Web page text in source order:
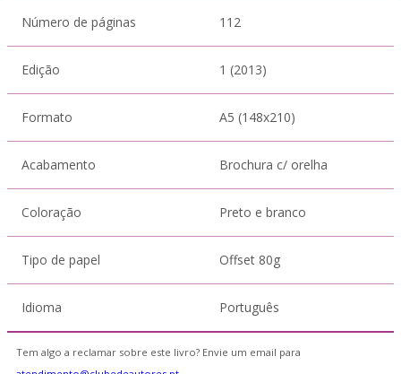
Número de páginas 112
Edição 1 (2013)
Formato A5 (148x210)
Acabamento Brochura c/ orelha
Coloração Preto e branco
Tipo de papel Offset 80g
Idioma Português
Tem algo a reclamar sobre este livro? Envie um email para